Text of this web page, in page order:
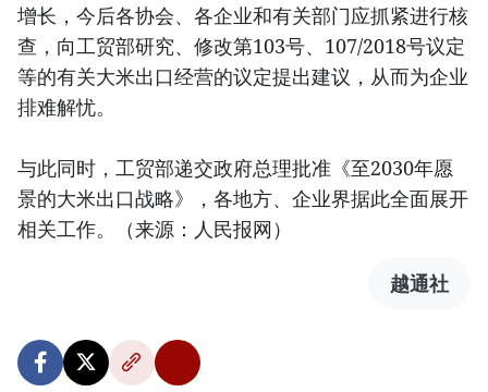
增长，今后各协会、各企业和有关部门应抓紧进行核
查，向工贸部研究、修改第103号、107/2018号议定
等的有关大米出口经营的议定提出建议，从而为企业
排难解忧。
与此同时，工贸部递交政府总理批准《至2030年愿
景的大米出口战略》，各地方、企业界据此全面展开
相关工作。（来源：人民报网）
越通社